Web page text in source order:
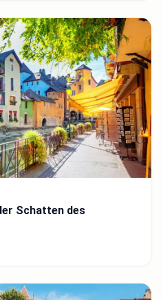
Schatten des